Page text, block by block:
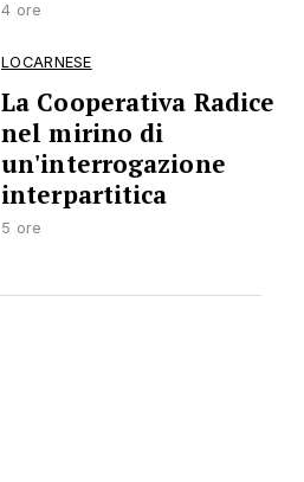
4 ore
LOCARNESE
La Cooperativa Radice
nel mirino di
un'interrogazione
interpartitica
5 ore